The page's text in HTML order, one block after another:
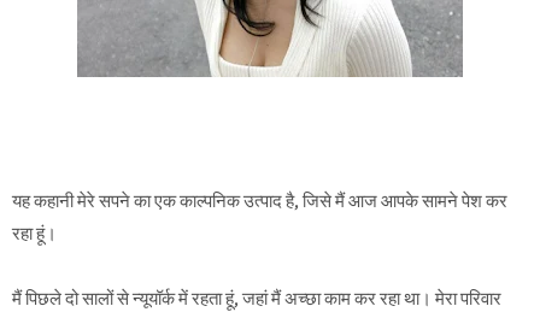
यह कहानी मेरे सपने का एक काल्पनिक उत्पाद है, जिसे मैं आज आपके सामने पेश कर
रहा हूं।
मैं पिछले दो सालों से न्यूयॉर्क में रहता हूं, जहां मैं अच्छा काम कर रहा था। मेरा परिवार